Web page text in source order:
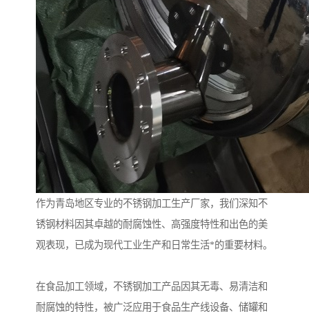
作为青岛地区专业的不锈钢加工生产厂家，我们深知不
锈钢材料因其卓越的耐腐蚀性、高强度特性和出色的美
观表现，已成为现代工业生产和日常生活*的重要材料。
在食品加工领域，不锈钢加工产品因其无毒、易清洁和
耐腐蚀的特性，被广泛应用于食品生产线设备、储罐和